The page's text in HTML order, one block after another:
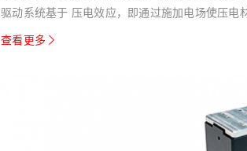
驱动系统基于 压电效应，即通过施加电场使压电
动器通...
查看更多